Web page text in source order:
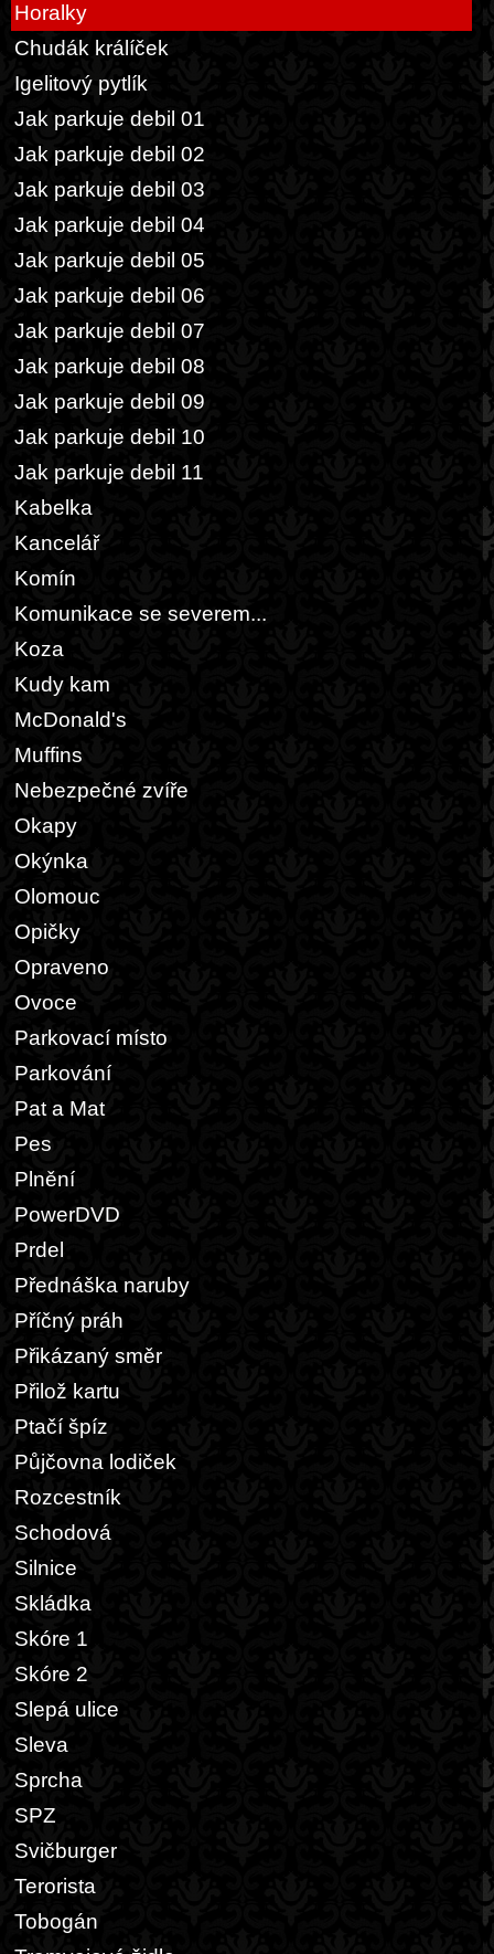
Horalky
Chudák králíček
Igelitový pytlík
Jak parkuje debil 01
Jak parkuje debil 02
Jak parkuje debil 03
Jak parkuje debil 04
Jak parkuje debil 05
Jak parkuje debil 06
Jak parkuje debil 07
Jak parkuje debil 08
Jak parkuje debil 09
Jak parkuje debil 10
Jak parkuje debil 11
Kabelka
Kancelář
Komín
Komunikace se severem...
Koza
Kudy kam
McDonald's
Muffins
Nebezpečné zvíře
Okapy
Okýnka
Olomouc
Opičky
Opraveno
Ovoce
Parkovací místo
Parkování
Pat a Mat
Pes
Plnění
PowerDVD
Prdel
Přednáška naruby
Příčný práh
Přikázaný směr
Přilož kartu
Ptačí špíz
Půjčovna lodiček
Rozcestník
Schodová
Silnice
Skládka
Skóre 1
Skóre 2
Slepá ulice
Sleva
Sprcha
SPZ
Svičburger
Terorista
Tobogán